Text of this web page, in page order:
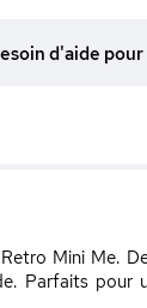
d'aide
Mini Me.
Parfaits